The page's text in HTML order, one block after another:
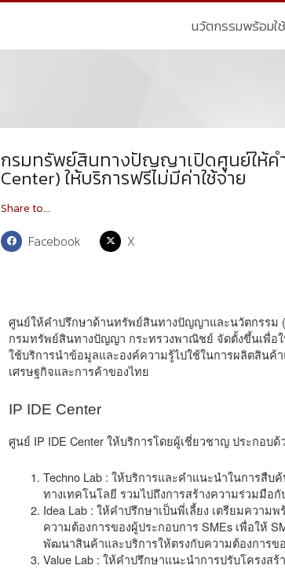
นวัตกรรมพร้อมใ
กรมทรัพย์สินทางปัญญาเปิดศูนย์ให้ค
Center) ให้บริการฟรีไม่มีค่าใช้จ่าย
Share to...
Facebook X
ศูนย์ให้คำปรึกษาด้านทรัพย์สินทางปัญญาและนวัตกรรม
กรมทรัพย์สินทางปัญญา กระทรวงพาณิชย์ จัดตั้งขึ้นเพื่อ
ใช้บริการนำข้อมูลและองค์ความรู้ไปใช้ในการผลิตสินค้
เศรษฐกิจและการค้าของไทย
IP IDE Center
ศูนย์ IP IDE Center ให้บริการโดยผู้เชี่ยวชาญ ประกอบด้
Techno Lab : ให้บริการและคำแนะนำในการสื
ทางเทคโนโลยี รวมไปถึงการสร้างความร่วมมื
Idea Lab : ให้คำปรึกษาเป็นพี่เลี้ยง เตรียมควา
ความต้องการของผู้ประกอบการ SMEs เพื่อให้
พัฒนาสินค้าและบริการให้ตรงกับความต้องการข
Value Lab : ให้คำปรึกษาแนะนำการปรับโครงส